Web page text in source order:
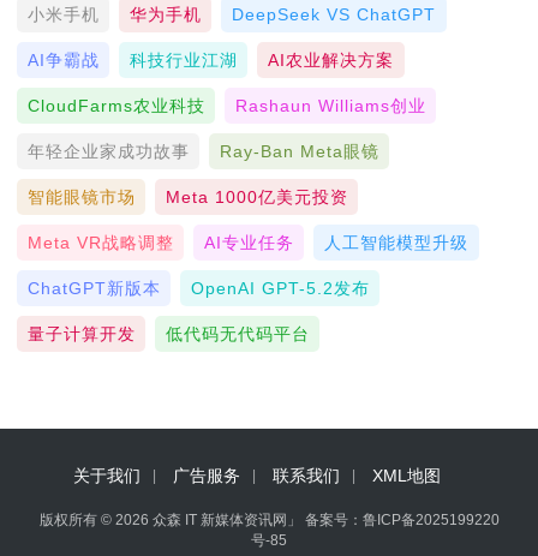
小米手机 华为手机 DeepSeek VS ChatGPT
AI争霸战 科技行业江湖 AI农业解决方案
CloudFarms农业科技 Rashaun Williams创业
年轻企业家成功故事 Ray-Ban Meta眼镜
智能眼镜市场 Meta 1000亿美元投资
Meta VR战略调整 AI专业任务 人工智能模型升级
ChatGPT新版本 OpenAI GPT-5.2发布
量子计算开发 低代码无代码平台
关于我们 广告服务 联系我们 XML地图
版权所有 © 2026 众森 IT 新媒体资讯网」 备案号： 鲁ICP备2025199220
号-85